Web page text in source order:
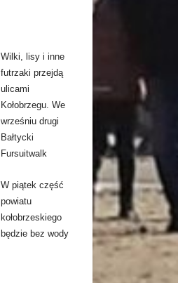
Wilki, lisy i inne
futrzaki przejdą
ulicami
Kołobrzegu. We
wrześniu drugi
Bałtycki
Fursuitwalk
W piątek część
powiatu
kołobrzeskiego
będzie bez wody